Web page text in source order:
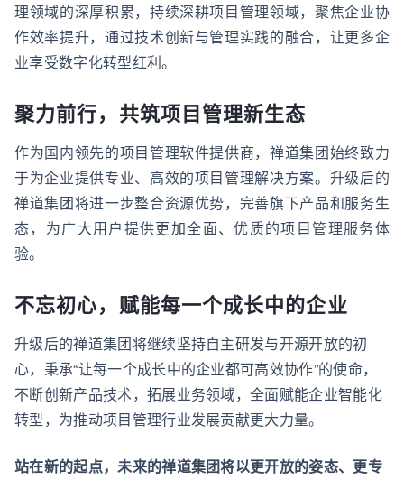
理领域的深厚积累，持续深耕项目管理领域，聚焦企业协
作效率提升，通过技术创新与管理实践的融合，让更多企
业享受数字化转型红利。
聚力前行，共筑项目管理新生态
作为国内领先的项目管理软件提供商，禅道集团始终致力
于为企业提供专业、高效的项目管理解决方案。升级后的
禅道集团将进一步整合资源优势，完善旗下产品和服务生
态，为广大用户提供更加全面、优质的项目管理服务体
验。
不忘初心，赋能每一个成长中的企业
升级后的禅道集团将继续坚持自主研发与开源开放的初
心，秉承“让每一个成长中的企业都可高效协作”的使命，
不断创新产品技术，拓展业务领域，全面赋能企业智能化
转型，为推动项目管理行业发展贡献更大力量。
站在新的起点，未来的禅道集团将以更开放的姿态、更专